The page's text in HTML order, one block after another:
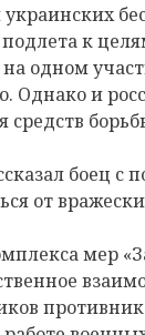
к
одном
Однако и
средств
боец
от
мер